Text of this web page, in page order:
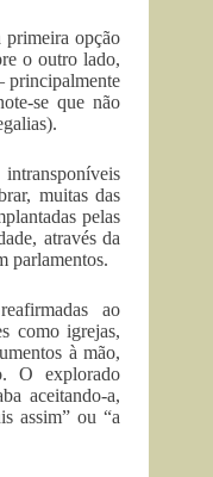
primeira opção
o outro lado,
principalmente
se que não
muitas das
pelas
através da
parlamentos.
ao
como igrejas,
à mão,
O explorado
aceitando-a,
assim” ou “a